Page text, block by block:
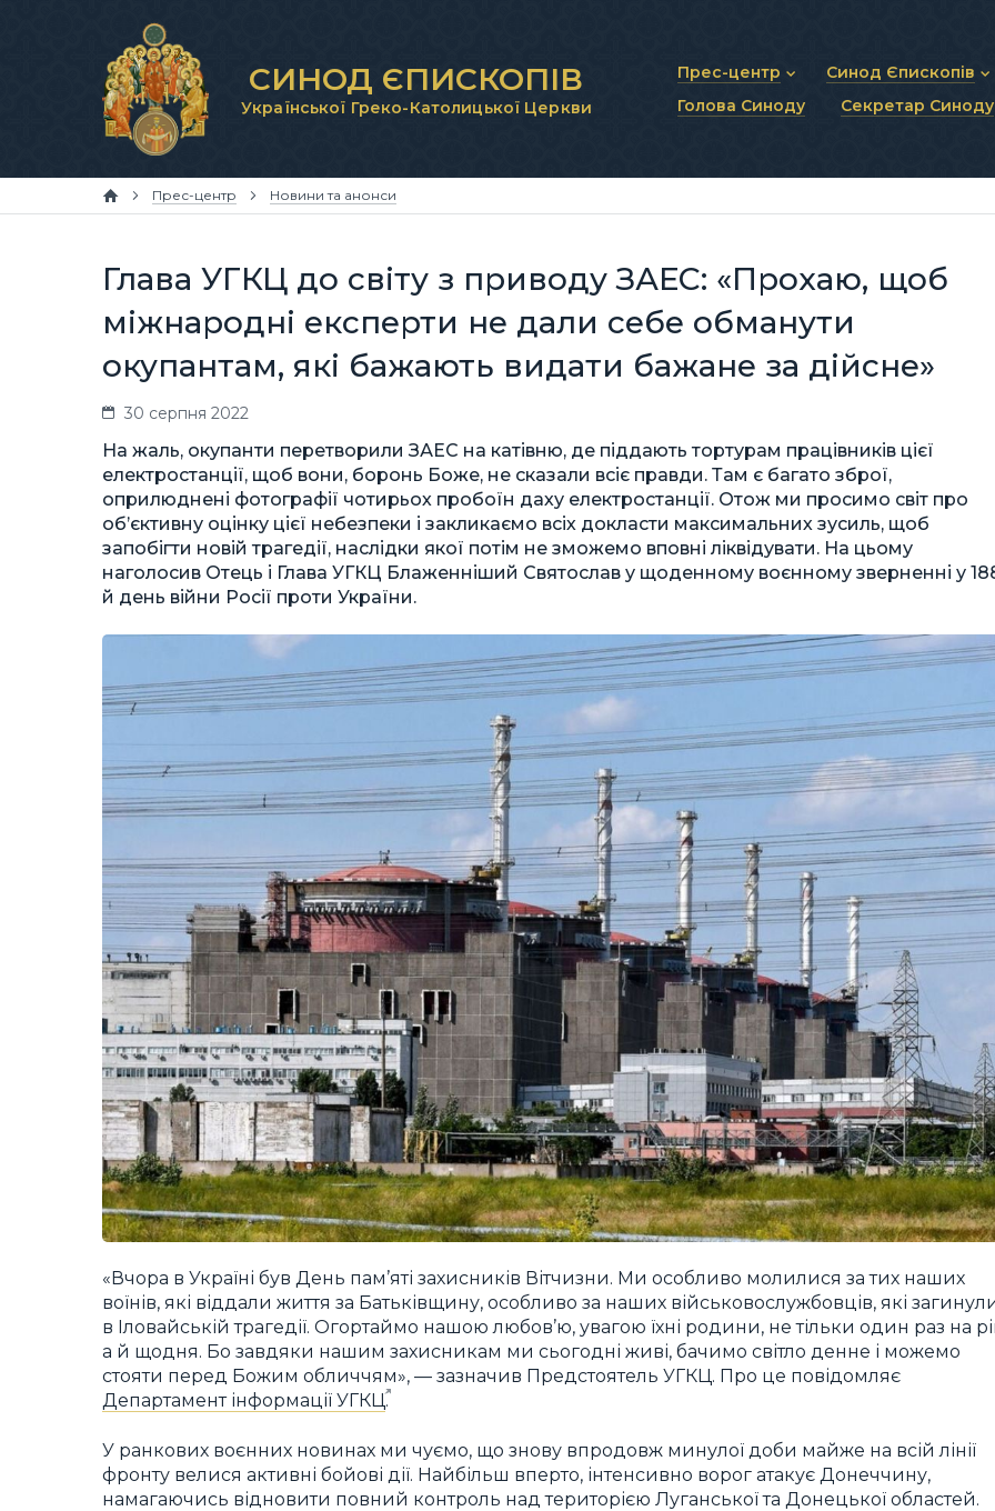
СИНОД ЄПИСКОПІВ
Української Греко-Католицької Церкви
Прес-центр
Новини та анонси
Синод Єпископів
Статут Синоду
Синодальні органи
Голова Синоду Секретар Синоду
Прес-центр Новини та анонси
Глава УГКЦ до світу з приводу ЗАЕС: «Прохаю, щоб
міжнародні експерти не дали себе обманути
окупантам, які бажають видати бажане за дійсне»
30 серпня 2022
На жаль, окупанти перетворили ЗАЕС на катівню, де піддають тортурам працівників цієї
електростанції, щоб вони, боронь Боже, не сказали всіє правди. Там є багато зброї,
оприлюднені фотографії чотирьох пробоїн даху електростанції. Отож ми просимо світ про
об’єктивну оцінку цієї небезпеки і закликаємо всіх докласти максимальних зусиль, щоб
запобігти новій трагедії, наслідки якої потім не зможемо вповні ліквідувати. На цьому
наголосив Отець і Глава УГКЦ Блаженніший Святослав у щоденному воєнному зверненні у
й день війни Росії проти України.
«Вчора в Україні був День пам’яті захисників Вітчизни. Ми особливо молилися за тих наших
воїнів, які віддали життя за Батьківщину, особливо за наших військовослужбовців, які
в Іловайській трагедії. Огортаймо нашою любов’ю, увагою їхні родини, не тільки один раз на
а й щодня. Бо завдяки нашим захисникам ми сьогодні живі, бачимо світло денне і можемо
стояти перед Божим обличчям», — зазначив Предстоятель УГКЦ. Про це повідомляє
Департамент інформації УГКЦ.
У ранкових воєнних новинах ми чуємо, що знову впродовж минулої доби майже на всій лінії
фронту велися активні бойові дії. Найбільш вперто, інтенсивно ворог атакує Донеччину,
намагаючись відновити повний контроль над територією Луганської та Донецької областей.